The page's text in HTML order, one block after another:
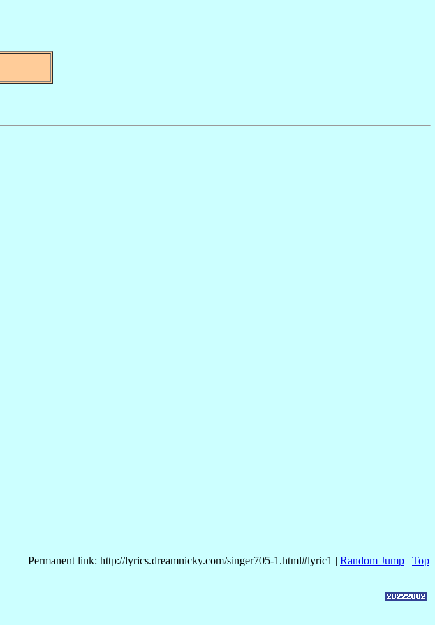
Permanent link: http://lyrics.dreamnicky.com/singer705-1.html#lyric1 | Random Jump | Top